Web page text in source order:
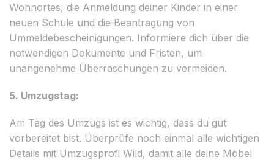
Wohnortes, die Anmeldung deiner Kinder in einer
neuen Schule und die Beantragung von
Ummeldebescheinigungen. Informiere dich über die
notwendigen Dokumente und Fristen, um
unangenehme Überraschungen zu vermeiden.
5. Umzugstag:
Am Tag des Umzugs ist es wichtig, dass du gut
vorbereitet bist. Überprüfe noch einmal alle wichtigen
Details mit Umzugsprofi Wild, damit alle deine Möbel